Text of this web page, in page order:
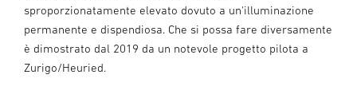
sproporzionatamente elevato dovuto a un'illuminazione
permanente e dispendiosa. Che si possa fare diversamente
è dimostrato dal 2019 da un notevole progetto pilota a
Zurigo/Heuried.